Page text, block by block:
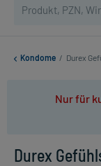
Kondome / Durex
Nur für
Durex